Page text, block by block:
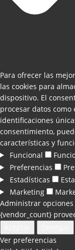
Para ofrecer las
las cookies para
dispositivo. El
procesar datos
identificaciones
consentimiento,
características y
Funcional
Preferencias
Estadísticas
Marketing
Administrar opciones
{vendor_count}
Ver preferencias